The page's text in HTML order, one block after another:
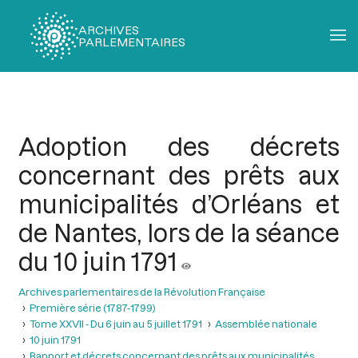
ARCHIVES
PARLEMENTAIRES
Adoption des décrets
concernant des prêts aux
municipalités d’Orléans et
de Nantes, lors de la séance
du 10 juin 1791
Archives parlementaires de la Révolution Française
Première série (1787-1799)
Tome XXVII - Du 6 juin au 5 juillet 1791
Assemblée nationale
10 juin 1791
Rapport et décrets concernant des prêts aux municipalités